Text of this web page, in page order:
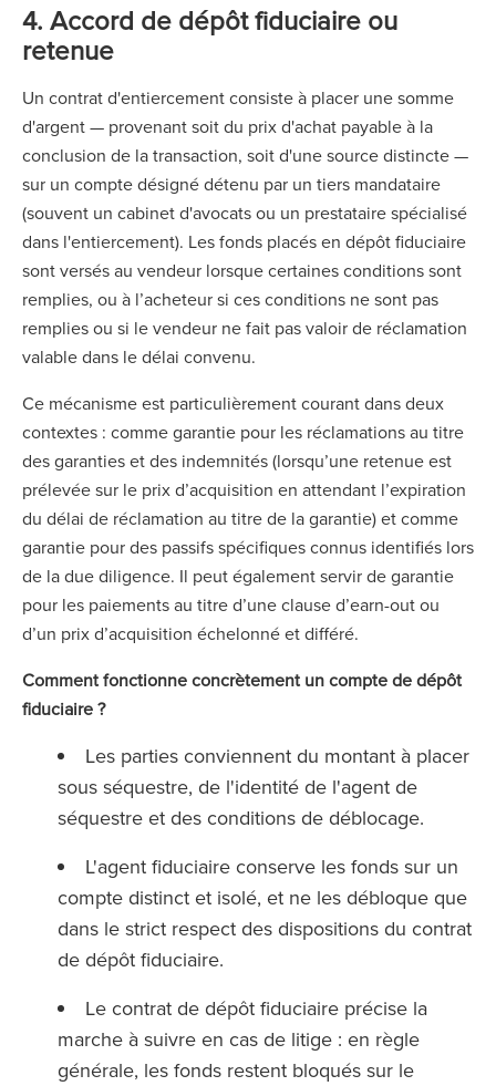
4. Accord de dépôt fiduciaire ou
retenue
Un contrat d'entiercement consiste à placer une somme
d'argent — provenant soit du prix d'achat payable à la
conclusion de la transaction, soit d'une source distincte —
sur un compte désigné détenu par un tiers mandataire
(souvent un cabinet d'avocats ou un prestataire spécialisé
dans l'entiercement). Les fonds placés en dépôt fiduciaire
sont versés au vendeur lorsque certaines conditions sont
remplies, ou à l’acheteur si ces conditions ne sont pas
remplies ou si le vendeur ne fait pas valoir de réclamation
valable dans le délai convenu.
Ce mécanisme est particulièrement courant dans deux
contextes : comme garantie pour les réclamations au titre
des garanties et des indemnités (lorsqu’une retenue est
prélevée sur le prix d’acquisition en attendant l’expiration
du délai de réclamation au titre de la garantie) et comme
garantie pour des passifs spécifiques connus identifiés lors
de la due diligence. Il peut également servir de garantie
pour les paiements au titre d’une clause d’earn-out ou
d’un prix d’acquisition échelonné et différé.
Comment fonctionne concrètement un compte de dépôt
fiduciaire ?
Les parties conviennent du montant à placer
sous séquestre, de l'identité de l'agent de
séquestre et des conditions de déblocage.
L'agent fiduciaire conserve les fonds sur un
compte distinct et isolé, et ne les débloque que
dans le strict respect des dispositions du contrat
de dépôt fiduciaire.
Le contrat de dépôt fiduciaire précise la
marche à suivre en cas de litige : en règle
générale, les fonds restent bloqués sur le